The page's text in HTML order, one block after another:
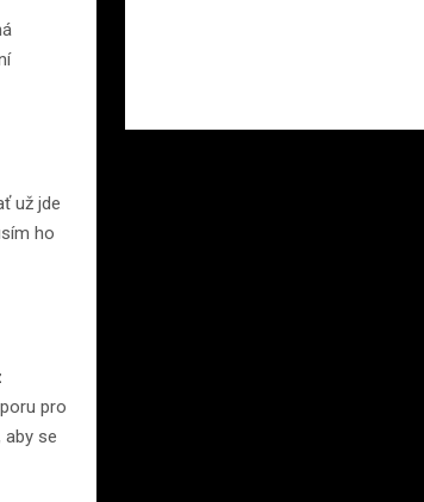
už jde
ho
pro
aby se